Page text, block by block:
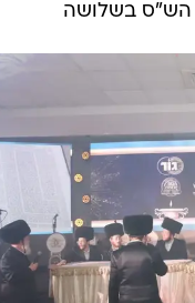
הש"ס בשלושה